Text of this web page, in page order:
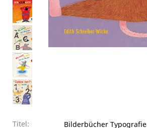
Titel:
Bilderbücher Typografie